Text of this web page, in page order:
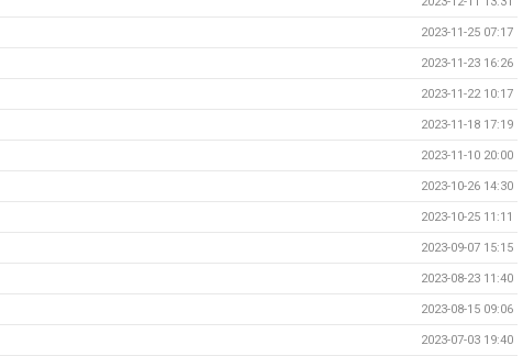
2023-11-25 07:17
2023-11-23 16:26
2023-11-22 10:17
2023-11-18 17:19
2023-11-10 20:00
2023-10-26 14:30
2023-10-25 11:11
2023-09-07 15:15
2023-08-23 11:40
2023-08-15 09:06
2023-07-03 19:40